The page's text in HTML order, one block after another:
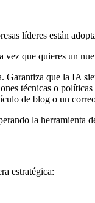
líderes están
vez que quieres un
que la IA
técnicas o políticas
de blog o un
la herramienta
estratégica: